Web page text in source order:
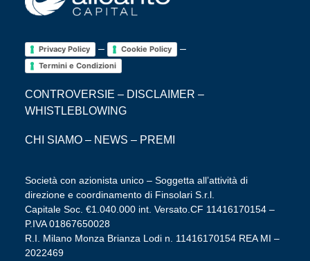
Privacy Policy – Cookie Policy –
Termini e Condizioni
CONTROVERSIE – DISCLAIMER –
WHISTLEBLOWING
CHI SIAMO – NEWS – PREMI
Società con azionista unico – Soggetta all’attività di
direzione e coordinamento di Finsolari S.r.l.
Capitale Soc. €1.040.000 int. Versato.CF 11416170154 –
P.IVA 01867650028
R.I. Milano Monza Brianza Lodi n. 11416170154 REA MI –
2022469